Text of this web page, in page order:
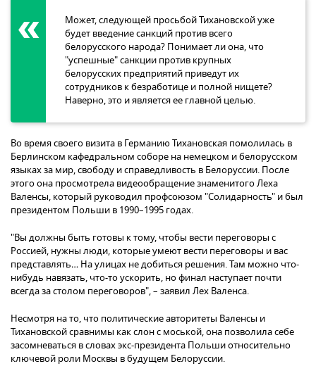
Может, следующей просьбой Тихановской уже
будет введение санкций против всего
белорусского народа? Понимает ли она, что
"успешные" санкции против крупных
белорусских предприятий приведут их
сотрудников к безработице и полной нищете?
Наверно, это и является ее главной целью.
Во время своего визита в Германию Тихановская помолилась в
Берлинском кафедральном соборе на немецком и белорусском
языках за мир, свободу и справедливость в Белоруссии. После
этого она просмотрела видеообращение знаменитого Леха
Валенсы, который руководил профсоюзом "Солидарность" и был
президентом Польши в 1990–1995 годах.
"Вы должны быть готовы к тому, чтобы вести переговоры с
Россией, нужны люди, которые умеют вести переговоры и вас
представлять… На улицах не добиться решения. Там можно что-
нибудь навязать, что-то ускорить, но финал наступает почти
всегда за столом переговоров", – заявил Лех Валенса.
Несмотря на то, что политические авторитеты Валенсы и
Тихановской сравнимы как слон с моськой, она позволила себе
засомневаться в словах экс-президента Польши относительно
ключевой роли Москвы в будущем Белоруссии.